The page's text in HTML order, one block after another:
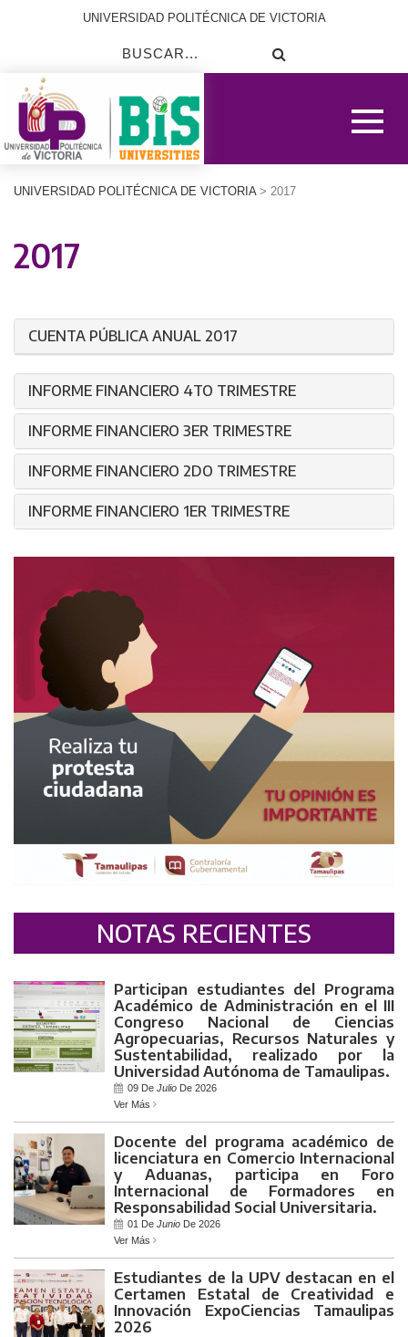
UNIVERSIDAD POLITÉCNICA DE VICTORIA
UNIVERSIDAD POLITÉCNICA DE VICTORIA> 2017
2017
CUENTA PÚBLICA ANUAL 2017
INFORME FINANCIERO 4TO TRIMESTRE
INFORME FINANCIERO 3ER TRIMESTRE
INFORME FINANCIERO 2DO TRIMESTRE
INFORME FINANCIERO 1ER TRIMESTRE
NOTAS RECIENTES
Participan estudiantes del Programa
Académico de Administración en el III
Congreso Nacional de Ciencias
Agropecuarias, Recursos Naturales y
Sustentabilidad, realizado por la
Universidad Autónoma de Tamaulipas.
09 De Julio De 2026
Ver Más
Docente del programa académico de
licenciatura en Comercio Internacional
y Aduanas, participa en Foro
Internacional de Formadores en
Responsabilidad Social Universitaria.
01 De Junio De 2026
Ver Más
Estudiantes de la UPV destacan en el
Certamen Estatal de Creatividad e
Innovación ExpoCiencias Tamaulipas
2026